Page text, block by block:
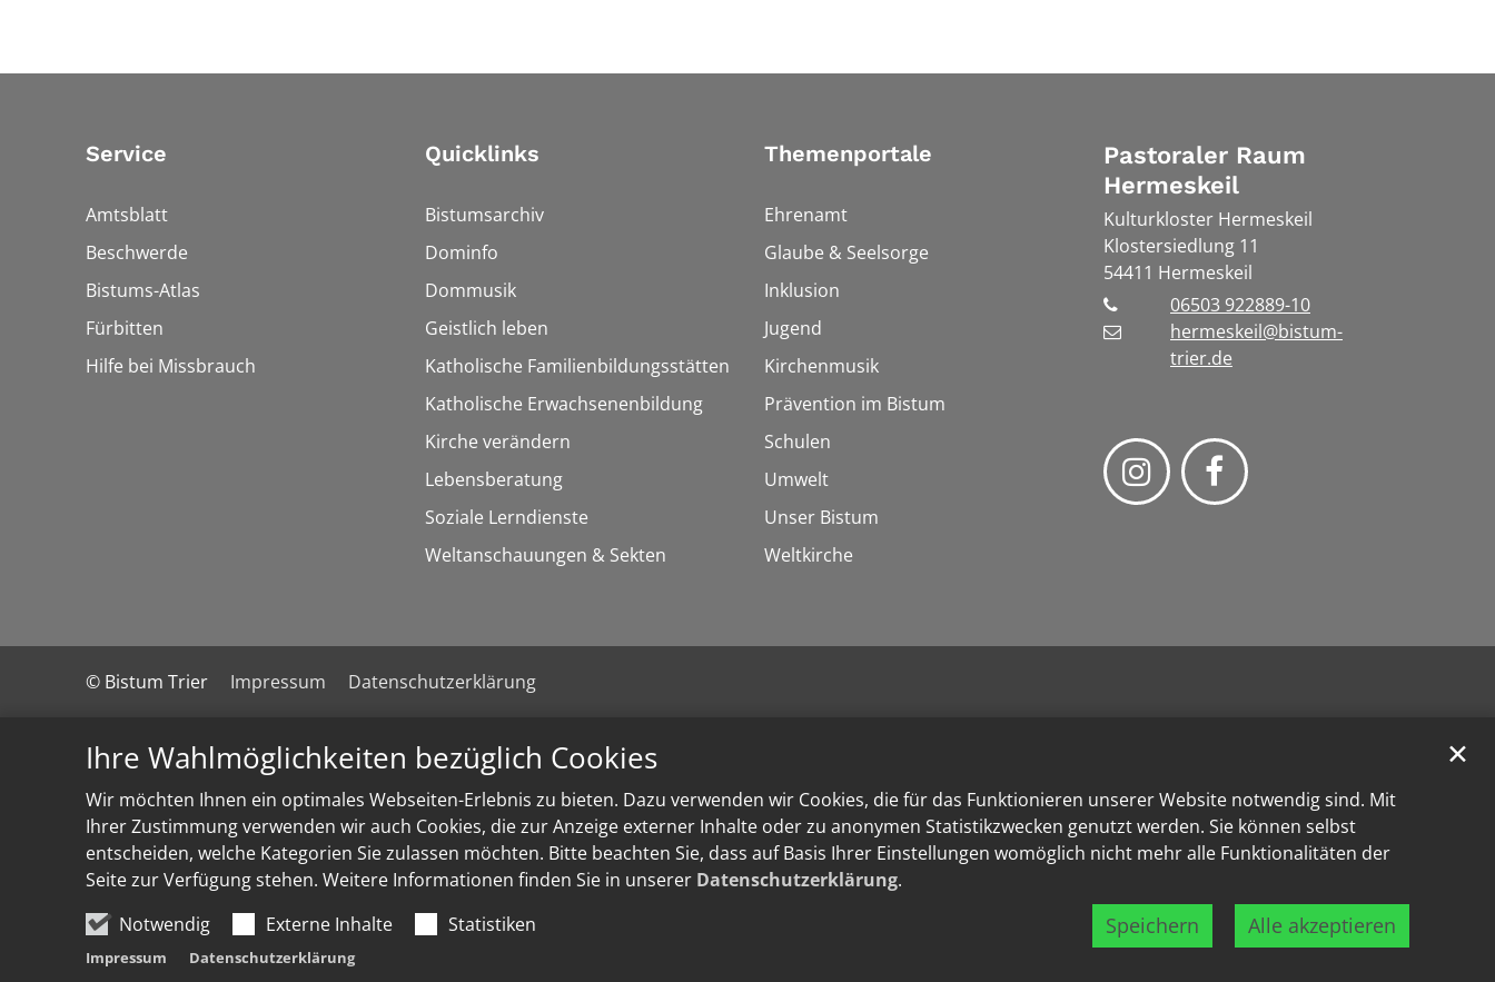
Ihre Wahlmöglichkeiten bezüglich Cookies
Wir möchten Ihnen ein optimales Webseiten-Erlebnis zu bieten. Dazu verwenden wir Cookies, die für das Funktionieren unserer Website notwendig sind. Mit
Ihrer Zustimmung verwenden wir auch Cookies, die zur Anzeige externer Inhalte oder zu anonymen Statistikzwecken genutzt werden. Sie können selbst
entscheiden, welche Kategorien Sie zulassen möchten. Bitte beachten Sie, dass auf Basis Ihrer Einstellungen womöglich nicht mehr alle Funktionalitäten der
Seite zur Verfügung stehen. Weitere Informationen finden Sie in unserer Datenschutzerklärung.
Notwendig
Externe Inhalte Statistiken Speichern Alle akzeptieren
✕
Impressum Datenschutzerklärung
Service
Amtsblatt
Beschwerde
Bistums-Atlas
Fürbitten
Hilfe bei Missbrauch
Quicklinks
Bistumsarchiv
Dominfo
Dommusik
Geistlich leben
Katholische Familienbildungsstätten
Katholische Erwachsenenbildung
Kirche verändern
Lebensberatung
Soziale Lerndienste
Weltanschauungen & Sekten
Themenportale
Ehrenamt
Glaube & Seelsorge
Inklusion
Jugend
Kirchenmusik
Prävention im Bistum
Schulen
Umwelt
Unser Bistum
Weltkirche
Pastoraler Raum
Hermeskeil
Kulturkloster Hermeskeil
Klostersiedlung 11
54411 Hermeskeil
06503 922889-10
hermeskeil@bistum-
trier.de
© Bistum Trier Impressum Datenschutzerklärung